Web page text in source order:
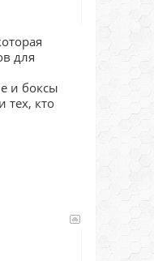
для
и боксы
тех, кто